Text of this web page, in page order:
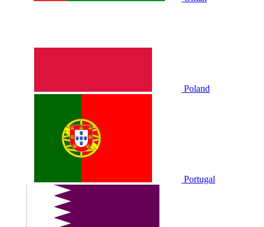
Poland
Portugal